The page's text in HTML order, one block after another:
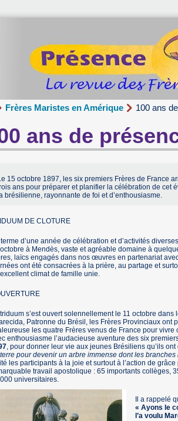
Frères Maristes en Amérique 100 ans
ans de
15 octobre 1897, les six premiers Frères de France
ans pour préparer et planifier la célébration de cet
brésilienne, rayonnante de foi et d’enthousiasme.
DE CLOTURE
d’une année de célébration et d’activités
à Mendès, vaste et agréable domaine à
laïcs engagés dans nos œuvres en partenariat
ont été consacrées à la prière, au partage et
climat de famille unie.
s’est ouvert solennellement le 11 octobre
Patronne du Brésil, les Frères Provinciaux
les quatre Frères venus de France pour
enthousiasme l’audacieuse aventure des six
, pour donner leur vie aux jeunes Brésiliens qu’ils
pour devenir un arbre immense dont les
les participants à la joie et surtout à l’action de
travail apostolique : 65 importants collèges,
universitaires.
Il a rappelé
« Ayons le
l’a voulu